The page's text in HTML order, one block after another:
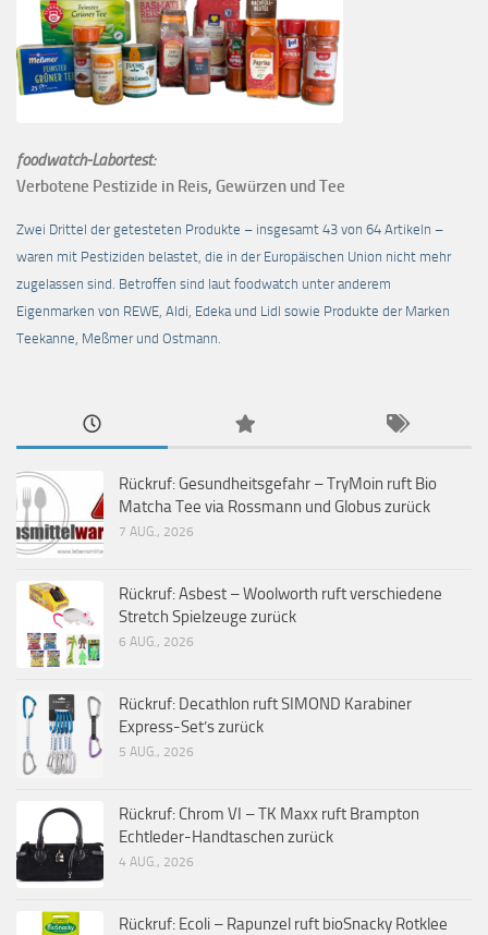
foodwatch-Labortest:
Verbotene Pestizide in Reis, Gewürzen und Tee
Zwei Drittel der getesteten Produkte – insgesamt 43 von 64 Artikeln –
waren mit Pestiziden belastet, die in der Europäischen Union nicht mehr
zugelassen sind. Betroffen sind laut foodwatch unter anderem
Eigenmarken von REWE, Aldi, Edeka und Lidl sowie Produkte der Marken
Teekanne, Meßmer und Ostmann.
Rückruf: Gesundheitsgefahr – TryMoin ruft Bio
Matcha Tee via Rossmann und Globus zurück
7 AUG., 2026
Rückruf: Asbest – Woolworth ruft verschiedene
Stretch Spielzeuge zurück
6 AUG., 2026
Rückruf: Decathlon ruft SIMOND Karabiner
Express-Set’s zurück
5 AUG., 2026
Rückruf: Chrom VI – TK Maxx ruft Brampton
Echtleder-Handtaschen zurück
4 AUG., 2026
Rückruf: Ecoli – Rapunzel ruft bioSnacky Rotklee